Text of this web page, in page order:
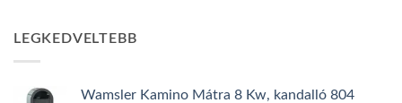
LEGKEDVELTEBB
Wamsler Kamino Mátra 8 Kw, kandalló 804